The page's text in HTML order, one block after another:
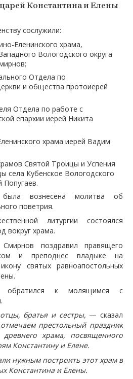
Константина и Елены
сослужили:
Еленинского храма,
Вологодского округа
Отдела по
и общества протоиерей
Отдела по работе с
епархии иерей Никита
храма иерей Вадим
Святой Троицы и Успения
села Кубенское Вологодского
Попугаев.
была вознесена молитва об
поветрия.
литургии состоялся
вокруг храма.
поздравил правящего
и преподнес владыке на
святых равноапостольных
обратился к молящимся с
братья и сестры, — сказал
престольный праздник
древнего храма, посвященного
Константину и Елене.
нужным построить этот храм в
Константина и Елены.